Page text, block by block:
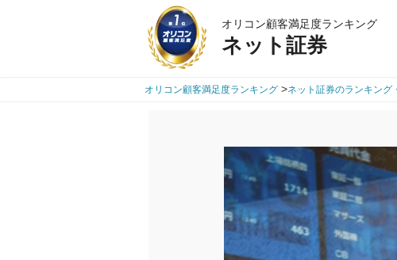
オリコン顧客満足度ランキング
ネット証券
オリコン顧客満足度ランキング >ネット証券のランキング